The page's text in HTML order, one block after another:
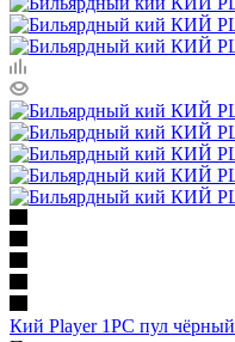
Кий Player 1PC пул чёрный